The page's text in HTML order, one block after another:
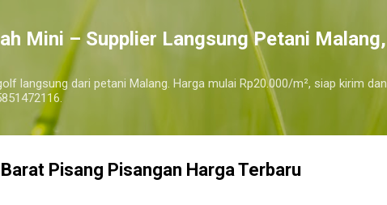
Langsung ke konten utama
Mini – Supplier Langsung Petani Malang,
langsung dari petani Malang. Harga mulai Rp20.000/m², siap kirim dan
Pisang Pisangan Harga Terbaru